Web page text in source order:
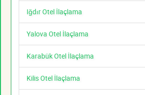
Iğdır Otel İlaçlama
Yalova Otel İlaçlama
Karabük Otel İlaçlama
Kilis Otel İlaçlama